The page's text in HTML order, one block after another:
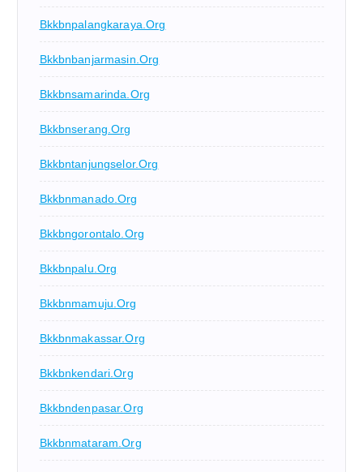
Bkkbnpalangkaraya.org
Bkkbnbanjarmasin.org
Bkkbnsamarinda.org
Bkkbnserang.org
Bkkbntanjungselor.org
Bkkbnmanado.org
Bkkbngorontalo.org
Bkkbnpalu.org
Bkkbnmamuju.org
Bkkbnmakassar.org
Bkkbnkendari.org
Bkkbndenpasar.org
Bkkbnmataram.org